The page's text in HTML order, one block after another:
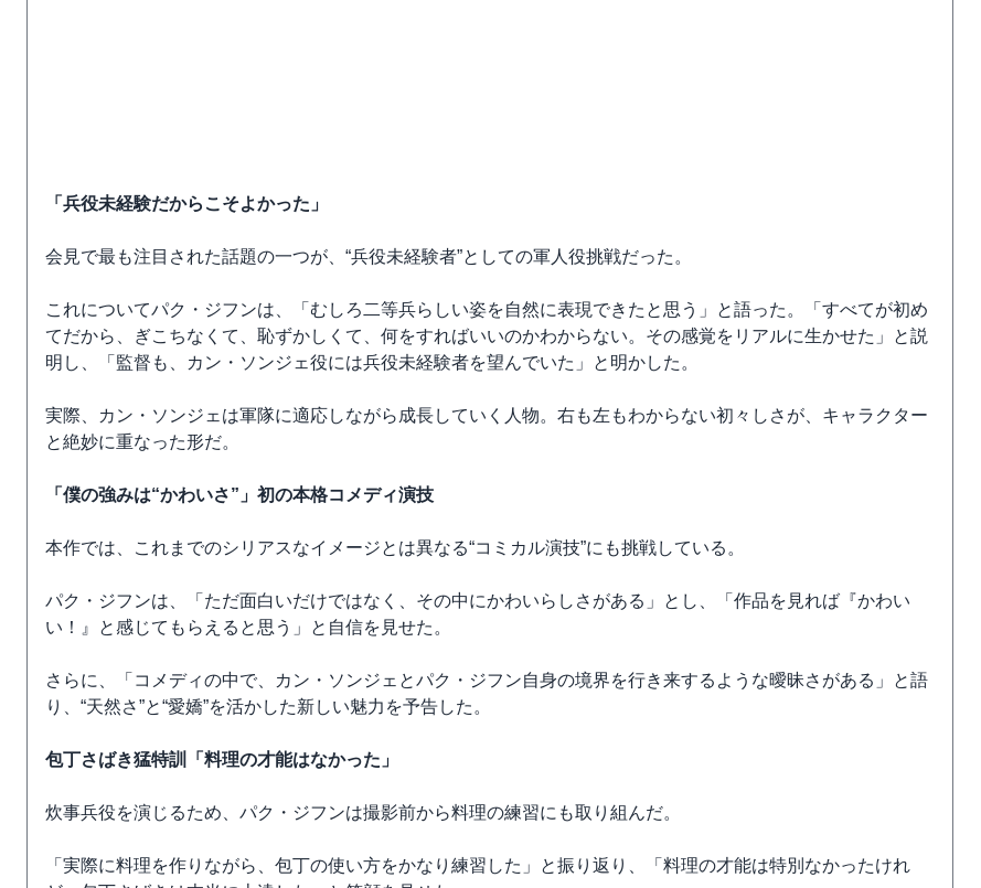
「兵役未経験だからこそよかった」
会見で最も注目された話題の一つが、“兵役未経験者”としての軍人役挑戦だった。
これについてパク・ジフンは、「むしろ二等兵らしい姿を自然に表現できたと思う」と語った。「すべてが初め
てだから、ぎこちなくて、恥ずかしくて、何をすればいいのかわからない。その感覚をリアルに生かせた」と説
明し、「監督も、カン・ソンジェ役には兵役未経験者を望んでいた」と明かした。
実際、カン・ソンジェは軍隊に適応しながら成長していく人物。右も左もわからない初々しさが、キャラクター
と絶妙に重なった形だ。
「僕の強みは“かわいさ”」初の本格コメディ演技
本作では、これまでのシリアスなイメージとは異なる“コミカル演技”にも挑戦している。
パク・ジフンは、「ただ面白いだけではなく、その中にかわいらしさがある」とし、「作品を見れば『かわい
い！』と感じてもらえると思う」と自信を見せた。
さらに、「コメディの中で、カン・ソンジェとパク・ジフン自身の境界を行き来するような曖昧さがある」と語
り、“天然さ”と“愛嬌”を活かした新しい魅力を予告した。
包丁さばき猛特訓「料理の才能はなかった」
炊事兵役を演じるため、パク・ジフンは撮影前から料理の練習にも取り組んだ。
「実際に料理を作りながら、包丁の使い方をかなり練習した」と振り返り、「料理の才能は特別なかったけれ